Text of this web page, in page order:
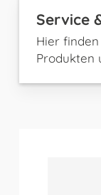
Service
Hier
Produkten